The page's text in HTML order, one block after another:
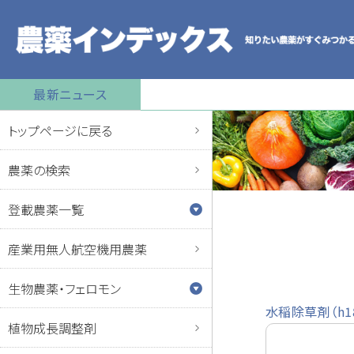
最新ニュース
トップページに戻る
農薬の検索
登載農薬一覧
産業用無人航空機用農薬
生物農薬・フェロモン
植物成長調整剤
水稲除草剤（